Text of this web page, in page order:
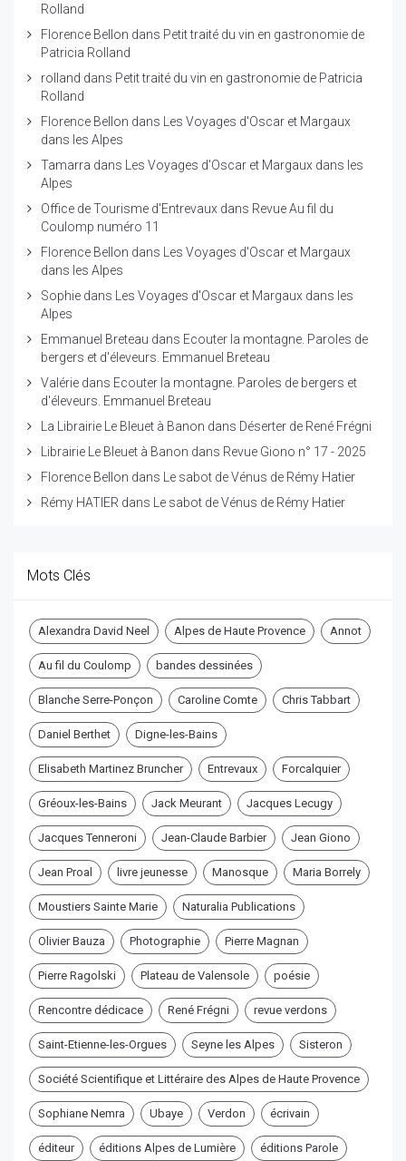
Rolland
Florence Bellon dans Petit traité du vin en gastronomie de
Patricia Rolland
rolland dans Petit traité du vin en gastronomie de Patricia
Rolland
Florence Bellon dans Les Voyages d'Oscar et Margaux
dans les Alpes
Tamarra dans Les Voyages d'Oscar et Margaux dans les
Alpes
Office de Tourisme d'Entrevaux dans Revue Au fil du
Coulomp numéro 11
Florence Bellon dans Les Voyages d'Oscar et Margaux
dans les Alpes
Sophie dans Les Voyages d'Oscar et Margaux dans les
Alpes
Emmanuel Breteau dans Ecouter la montagne. Paroles de
bergers et d'éleveurs. Emmanuel Breteau
Valérie dans Ecouter la montagne. Paroles de bergers et
d'éleveurs. Emmanuel Breteau
La Librairie Le Bleuet à Banon dans Déserter de René Frégni
Librairie Le Bleuet à Banon dans Revue Giono n° 17 - 2025
Florence Bellon dans Le sabot de Vénus de Rémy Hatier
Rémy HATIER dans Le sabot de Vénus de Rémy Hatier
Mots Clés
Alexandra David Neel Alpes de Haute Provence Annot
Au fil du Coulomp bandes dessinées
Blanche Serre-Ponçon Caroline Comte Chris Tabbart
Daniel Berthet Digne-les-Bains
Elisabeth Martinez Bruncher Entrevaux Forcalquier
Gréoux-les-Bains Jack Meurant Jacques Lecugy
Jacques Tenneroni Jean-Claude Barbier Jean Giono
Jean Proal livre jeunesse Manosque Maria Borrely
Moustiers Sainte Marie Naturalia Publications
Olivier Bauza Photographie Pierre Magnan
Pierre Ragolski Plateau de Valensole poésie
Rencontre dédicace René Frégni revue verdons
Saint-Etienne-les-Orgues Seyne les Alpes Sisteron
Société Scientifique et Littéraire des Alpes de Haute Provence
Sophiane Nemra Ubaye Verdon écrivain
éditeur éditions Alpes de Lumière éditions Parole